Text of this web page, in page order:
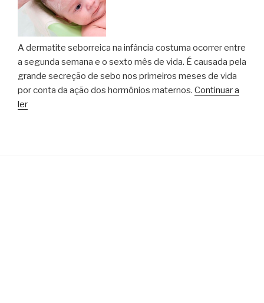
A dermatite seborreica na infância costuma ocorrer entre
a segunda semana e o sexto mês de vida. É causada pela
grande secreção de sebo nos primeiros meses de vida
por conta da ação dos hormônios maternos. Continuar a
ler